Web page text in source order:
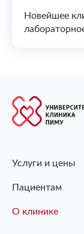
Новейшее
Услуги и цены
Пациентам
О клинике